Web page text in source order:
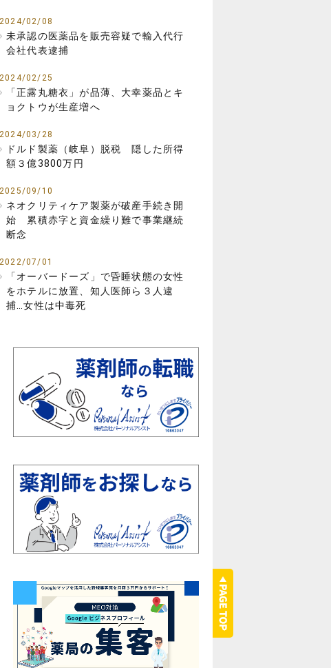
2024/02/08
未承認の医薬品を販売容疑で輸入代行
会社代表逮捕
2024/02/25
「正露丸糖衣」が品薄、大幸薬品とキ
ョクトウが生産増へ
2024/03/28
ドルド製薬（岐阜）脱税 隠した所得
額３億3800万円
2025/09/10
ネオクリティケア製薬が破産手続き開
始 累積赤字と資金繰り難で事業継続
断念
2022/07/01
「オーバードーズ」で昏睡状態の女性
をホテルに放置、知人医師ら３人逮
捕…女性は中毒死